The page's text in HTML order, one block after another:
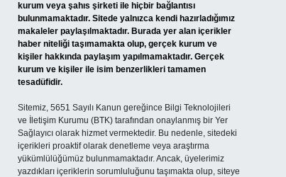
kurum veya şahıs şirketi ile hiçbir bağlantısı
bulunmamaktadır. Sitede yalnızca kendi hazırladığımız
makaleler paylaşılmaktadır. Burada yer alan içerikler
haber niteliği taşımamakta olup, gerçek kurum ve
kişiler hakkında paylaşım yapılmamaktadır. Gerçek
kurum ve kişiler ile isim benzerlikleri tamamen
tesadüfidir.
Sitemiz, 5651 Sayılı Kanun gereğince Bilgi Teknolojileri
ve İletişim Kurumu (BTK) tarafından onaylanmış bir Yer
Sağlayıcı olarak hizmet vermektedir. Bu nedenle, sitedeki
içerikleri proaktif olarak denetleme veya araştırma
yükümlülüğümüz bulunmamaktadır. Ancak, üyelerimiz
yazdıkları içeriklerin sorumluluğunu taşımakta olup, siteye